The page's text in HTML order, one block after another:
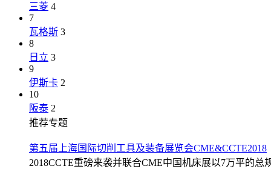
三菱 4
7
瓦格斯 3
8
日立 3
9
伊斯卡 2
10
阪泰 2
推荐专题
第五届上海国际切削工具及装备展览会CME&CCTE2018
2018CCTE重磅来袭并联合CME中国机床展以7万平的总